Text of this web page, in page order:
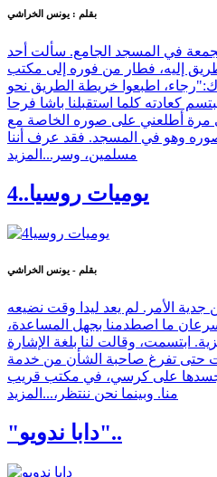
بقلم : يونس الخراشي
في المسجد الجامع. سألت أحد
إليه، فطار من فوره إلى مكتب
اطبعوا خريطة الطريق نحو
كعادته كلما استقبلنا باشا فرحا
مرة أطلعني على صوره الخاصة مع
صوره وهو في المسجد. فقد عرف أننا
مسلمين، وسر... المزيد
يوميات روسيا..4
بقلم - يونس الخراشي
جدية الأمر. لم يعد ليدا وقت نضيعه
ما اصطدمنا بجهل المساعدة،
ابتسمت، وقالت لنا بلغة الإشارة
حتى تفرغ صاحبة الشأن من خدمة
على كرسي، في مكتب قريب
منا. وبينما نحن ننتظر،... المزيد
"دابا ندويو"..